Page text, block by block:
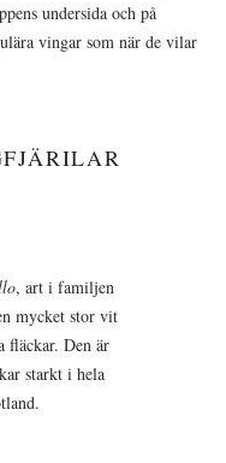
undersida och på
vingar som när de vilar
, art i familjen
mycket stor vit
fläckar. Den är
starkt i hela